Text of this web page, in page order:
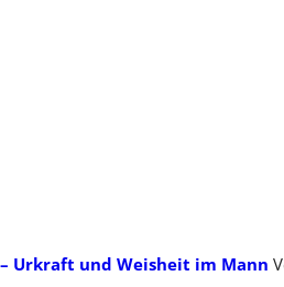
Urkraft und Weisheit im Mann